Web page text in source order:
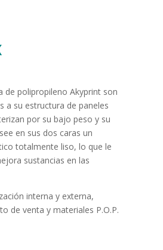
de polipropileno Akyprint son
a su estructura de paneles
por su bajo peso y su
en sus dos caras un
totalmente liso, lo que le
sustancias en las
interna y externa,
de venta y materiales P.O.P.